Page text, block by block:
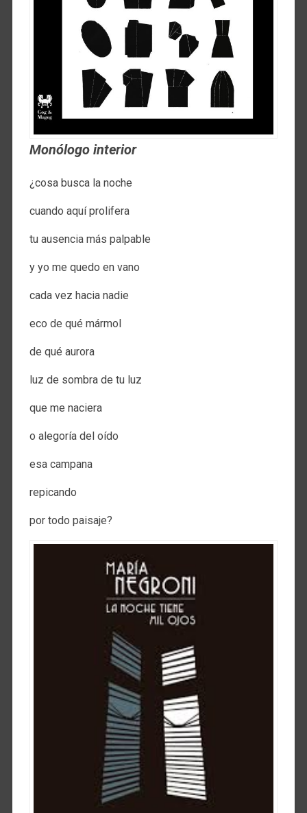
Monólogo interior
¿cosa busca la noche
cuando aquí prolifera
tu ausencia más palpable
y yo me quedo en vano
cada vez hacia nadie
eco de qué mármol
de qué aurora
luz de sombra de tu luz
que me naciera
o alegoría del oído
esa campana
repicando
por todo paisaje?